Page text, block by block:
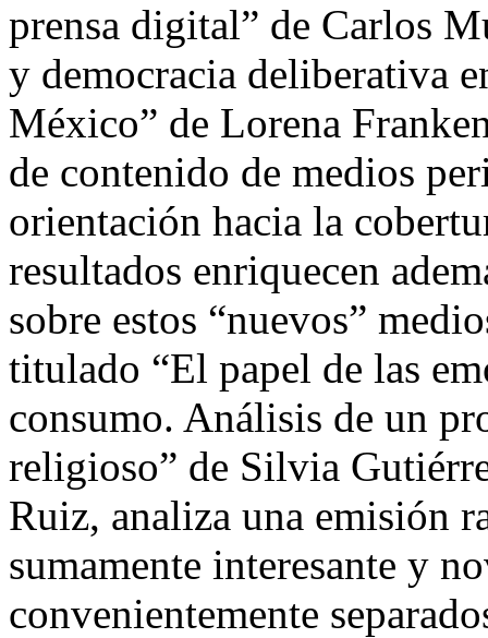
prensa digital” de Carlos
y democracia deliberativa
México” de Lorena
de contenido de medios
orientación hacia la
resultados enriquecen
sobre estos “nuevos”
titulado “El papel de las
consumo. Análisis de un
religioso” de Silvia
Ruiz, analiza una emisión
sumamente interesante y
convenientemente